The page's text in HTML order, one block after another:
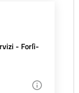
- Forlì-